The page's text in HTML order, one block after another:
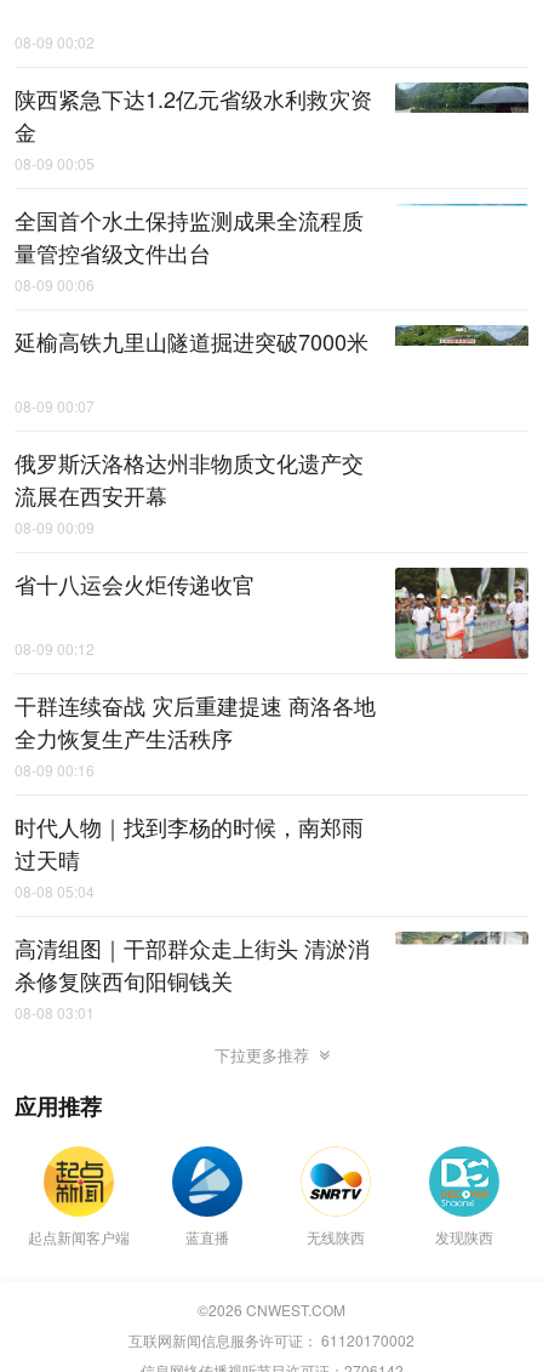
08-09 00:02
陕西紧急下达1.2亿元省级水利救灾资
金
08-09 00:05
全国首个水土保持监测成果全流程质
量管控省级文件出台
08-09 00:06
延榆高铁九里山隧道掘进突破7000米
08-09 00:07
俄罗斯沃洛格达州非物质文化遗产交
流展在西安开幕
08-09 00:09
省十八运会火炬传递收官
08-09 00:12
干群连续奋战 灾后重建提速 商洛各地
全力恢复生产生活秩序
08-09 00:16
时代人物｜找到李杨的时候，南郑雨
过天晴
08-08 05:04
高清组图｜干部群众走上街头 清淤消
杀修复陕西旬阳铜钱关
08-08 03:01
下拉更多推荐
应用推荐
起点新闻客户端 蓝直播 无线陕西 发现陕西
©2026 CNWEST.COM
互联网新闻信息服务许可证： 61120170002